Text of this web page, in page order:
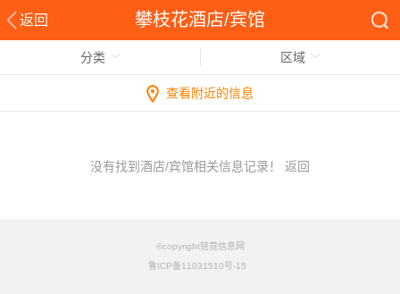
返回 攀枝花酒店/宾馆
分类 区域
查看附近的信息
没有找到酒店/宾馆相关信息记录！ 返回
©copyright铭竟信息网
鲁ICP备11031510号-15